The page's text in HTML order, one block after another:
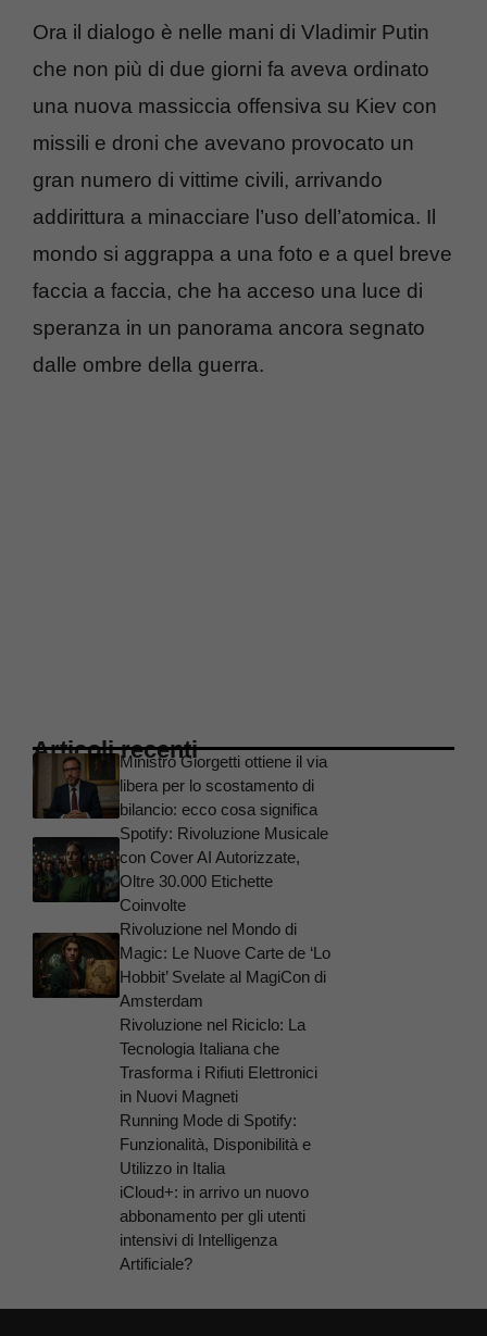
Ora il dialogo è nelle mani di Vladimir Putin
che non più di due giorni fa aveva ordinato
una nuova massiccia offensiva su Kiev con
missili e droni che avevano provocato un
gran numero di vittime civili, arrivando
addirittura a minacciare l’uso dell’atomica. Il
mondo si aggrappa a una foto e a quel breve
faccia a faccia, che ha acceso una luce di
speranza in un panorama ancora segnato
dalle ombre della guerra.
Articoli recentiMinistro Giorgetti ottiene il via
libera per lo scostamento di
bilancio: ecco cosa significa
Spotify: Rivoluzione Musicale
con Cover AI Autorizzate,
Oltre 30.000 Etichette
Coinvolte
Rivoluzione nel Mondo di
Magic: Le Nuove Carte de ‘Lo
Hobbit’ Svelate al MagiCon di
Amsterdam
Rivoluzione nel Riciclo: La
Tecnologia Italiana che
Trasforma i Rifiuti Elettronici
in Nuovi Magneti
Running Mode di Spotify:
Funzionalità, Disponibilità e
Utilizzo in Italia
iCloud+: in arrivo un nuovo
abbonamento per gli utenti
intensivi di Intelligenza
Artificiale?